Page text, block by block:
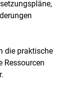
die praktische
Ressourcen